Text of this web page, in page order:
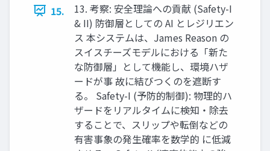
15.
13. 考察: 安全理論への貢献 (Safety-I
& II) 防御層としての AI とレジリエン
ス 本システムは、James Reason の
スイスチーズモデルにおける「新た
な防御層」として機能し、環境ハザ
ードが事 故に結びつくのを遮断す
る。 Safety-I (予防的制御): 物理的ハ
ザードをリアルタイムに検知・除去
することで、スリップや転倒などの
有害事象の発生確率を数学的 に低減